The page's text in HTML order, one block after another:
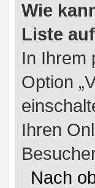
Wie
Liste
In Ihrem
Option
Ihren
Nach